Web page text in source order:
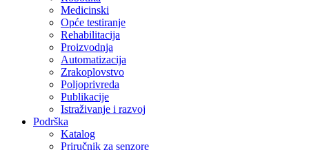
Medicinski
Opće testiranje
Rehabilitacija
Proizvodnja
Automatizacija
Zrakoplovstvo
Poljoprivreda
Publikacije
Istraživanje i razvoj
Podrška
Katalog
Priručnik za senzore